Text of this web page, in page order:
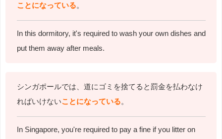
ことになっている。
In this dormitory, it's required to wash your own dishes and
put them away after meals.
シンガポールでは、道にゴミを捨てると罰金を払わなけ
ればいけないことになっている。
In Singapore, you're required to pay a fine if you litter on